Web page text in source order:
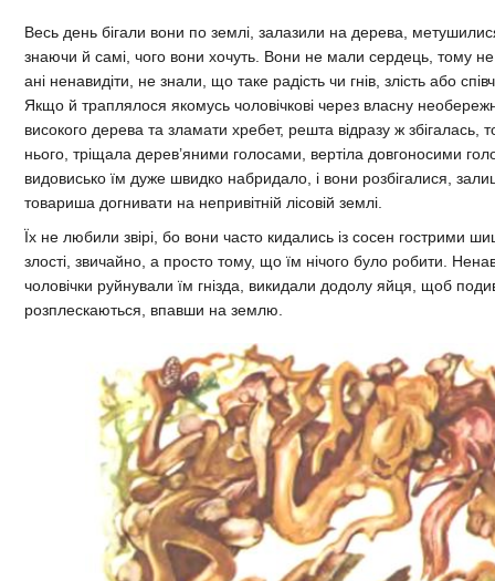
Весь день бігали вони по землі, залазили на дерева,
знаючи й самі, чого вони хочуть. Вони не мали сердець, тому
ані ненавидіти, не знали, що таке радість чи гнів, злість або
Якщо й траплялося якомусь чоловічкові через власну
високого дерева та зламати хребет, решта відразу ж збігалась,
нього, тріщала дерев’яними голосами, вертіла довгоносими
видовисько їм дуже швидко набридало, і вони розбігалися,
товариша догнивати на непривітній лісовій землі.
Їх не любили звірі, бо вони часто кидались із сосен гострими
злості, звичайно, а просто тому, що їм нічого було робити.
чоловічки руйнували їм гнізда, викидали додолу яйця, щоб
розплескаються, впавши на землю.